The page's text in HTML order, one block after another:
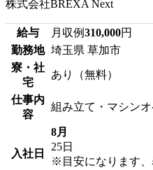
株式会社BREXA Next
給与 月収例310,000円
勤務地 埼玉県 草加市
寮・社
宅
あり（無料）
仕事内
容
組み立て・マシン
入社日
8月
25日
※目安になります、